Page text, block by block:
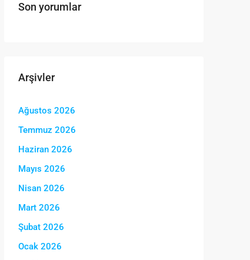
Son yorumlar
Arşivler
Ağustos 2026
Temmuz 2026
Haziran 2026
Mayıs 2026
Nisan 2026
Mart 2026
Şubat 2026
Ocak 2026